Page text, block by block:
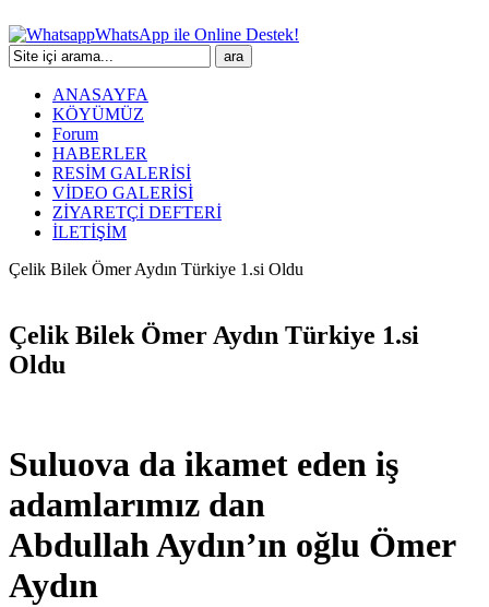
WhatsApp ile Online Destek!
ANASAYFA
KÖYÜMÜZ
Forum
HABERLER
RESİM GALERİSİ
VİDEO GALERİSİ
ZİYARETÇİ DEFTERİ
İLETİŞİM
Çelik Bilek Ömer Aydın Türkiye 1.si Oldu
Çelik Bilek Ömer Aydın Türkiye 1.si
Oldu
Suluova da ikamet eden iş
adamlarımız dan
Abdullah Aydın’ın oğlu Ömer
Aydın